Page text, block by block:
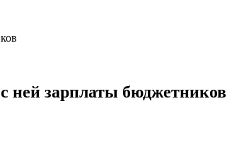
ней зарплаты бюджетников